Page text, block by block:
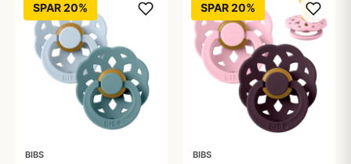
SPAR 20%
BIBS
SPAR 20%
BIBS